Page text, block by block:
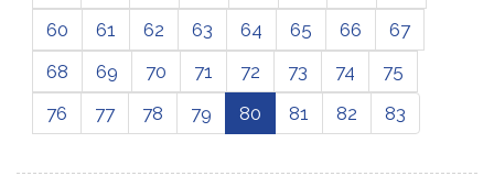
60
61 62 63 64 65 66
67
68
69 70 71 72 73 74
75
76
77 78 79 80 81 82 83